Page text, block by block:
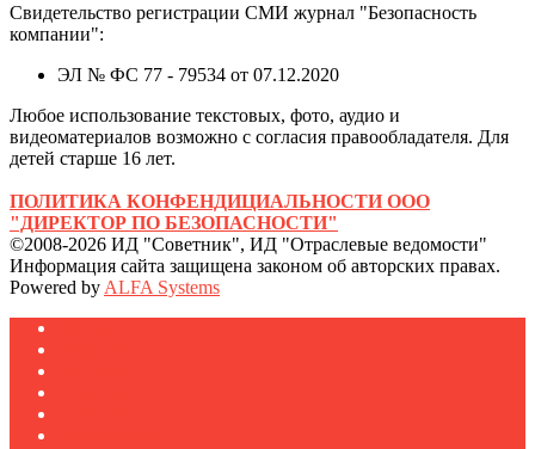
Свидетельство регистрации СМИ журнал "Безопасность
компании":
ЭЛ № ФС 77 - 79534 от 07.12.2020
Любое использование текстовых, фото, аудио и
видеоматериалов возможно с согласия правообладателя. Для
детей старше 16 лет.
ПОЛИТИКА КОНФЕНДИЦИАЛЬНОСТИ ООО
"ДИРЕКТОР ПО БЕЗОПАСНОСТИ"
©2008-2026 ИД "Советник", ИД "Отраслевые ведомости"
Информация сайта защищена законом об авторских правах.
Powered by ALFA Systems